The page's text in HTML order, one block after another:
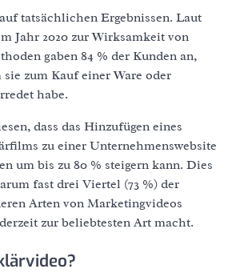
tatsächlichen Ergebnissen. Laut
Jahr 2020 zur Wirksamkeit von
gaben 84 % der Kunden an,
zum Kauf einer Ware oder
habe.
dass das Hinzufügen eines
zu einer Unternehmenswebsite
um bis zu 80 % steigern kann. Dies
fast drei Viertel (73 %) der
Arten von Marketingvideos
zur beliebtesten Art macht.